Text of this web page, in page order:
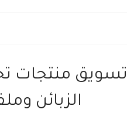
تسويق منتجات
الزبائن